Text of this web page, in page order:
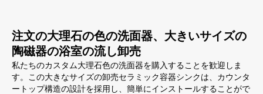
注文の大理石の色の洗面器、大きいサイズの
陶磁器の浴室の流し卸売
私たちのカスタム大理石色の洗面器を購入することを歓迎しま
す。この大きなサイズの卸売セラミック容器シンクは、カウンタ
ートップ構造の設計を採用し、簡単にインストールすることがで